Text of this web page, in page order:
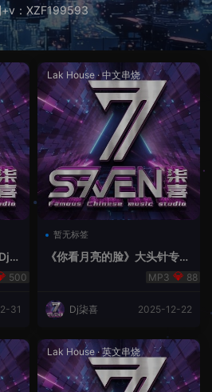
：XZF199593
柒
500
31
Lak House·中文串烧
暂无标签
《你看月亮的脸》大头针专辑
88
Dj柒喜 2025-12-22
Lak House·英文串烧